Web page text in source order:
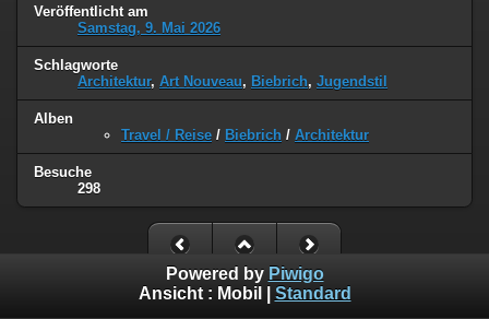
Veröffentlicht am
Samstag, 9. Mai 2026
Schlagworte
Architektur, Art Nouveau, Biebrich, Jugendstil
Alben
Travel / Reise / Biebrich / Architektur
Besuche
298
Powered by Piwigo
Ansicht : Mobil Standard